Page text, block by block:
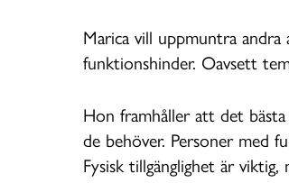
Marica vill uppmuntra
funktionshinder. Oavsett
Hon framhåller att det
de behöver. Personer med
Fysisk tillgänglighet är